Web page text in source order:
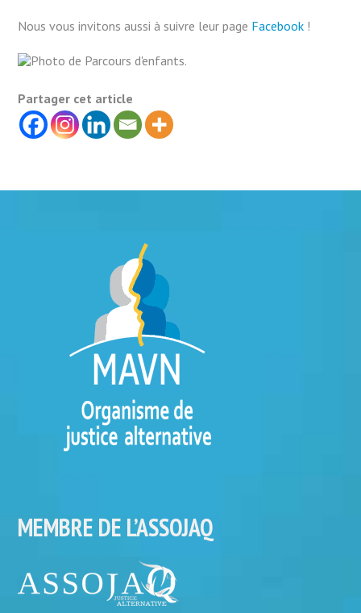
Nous vous invitons aussi à suivre leur page Facebook !
Partager cet article
MEMBRE DE L’ASSOJAQ